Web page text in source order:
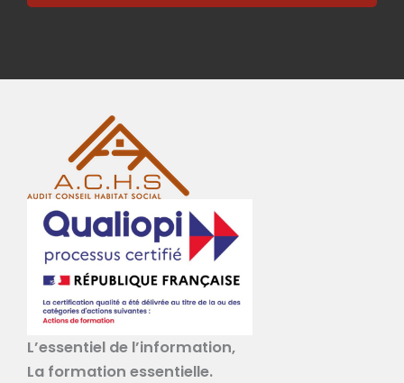
L’essentiel de l’information,
La formation essentielle.